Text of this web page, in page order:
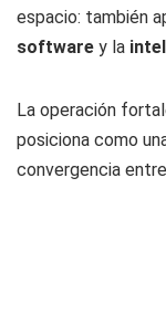
espacio: también
software y la
La operación
posiciona como
convergencia